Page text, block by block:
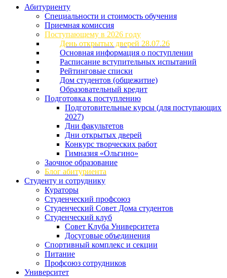
Абитуриенту
Специальности и стоимость обучения
Приемная комиссия
Поступающему в 2026 году
День открытых дверей 28.07.26
Основная информация о поступлении
Расписание вступительных испытаний
Рейтинговые списки
Дом студентов (общежитие)
Образовательный кредит
Подготовка к поступлению
Подготовительные курсы (для поступающих
2027)
Дни факультетов
Дни открытых дверей
Конкурс творческих работ
Гимназия «Ольгино»
Заочное образование
Блог абитуриента
Студенту и сотруднику
Кураторы
Студенческий профсоюз
Студенческий Совет Дома студентов
Студенческий клуб
Совет Клуба Университета
Досуговые объединения
Спортивный комплекс и секции
Питание
Профсоюз сотрудников
Университет